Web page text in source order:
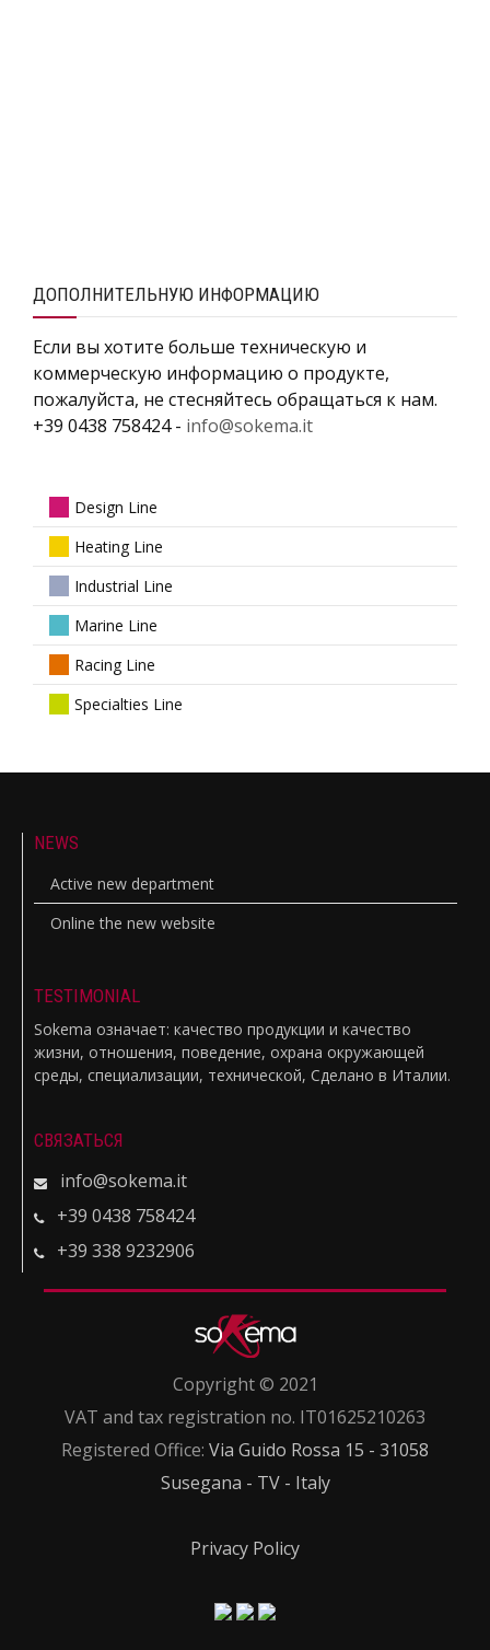
ДОПОЛНИТЕЛЬНУЮ ИНФОРМАЦИЮ
Если вы хотите больше техническую и
коммерческую информацию о продукте,
пожалуйста, не стесняйтесь обращаться к нам.
+39 0438 758424 - info@sokema.it
Design Line
Heating Line
Industrial Line
Marine Line
Racing Line
Specialties Line
NEWS
Active new department
Online the new website
TESTIMONIAL
Sokema означает: качество продукции и качество
жизни, отношения, поведение, охрана окружающей
среды, специализации, технической, Сделано в Италии.
СВЯЗАТЬСЯ
info@sokema.it
+39 0438 758424
+39 338 9232906
Copyright © 2021
VAT and tax registration no. IT01625210263
Registered Office: Via Guido Rossa 15 - 31058
Susegana - TV - Italy
Privacy Policy